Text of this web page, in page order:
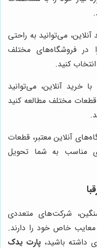
آنلاین، می‌توانید به راحتی
فروشگاه‌های مختلف
کنید.
با خرید آنلاین، می‌توانید
قطعات مختلف مطالعه کنید
آنلاین معتبر، قطعات
مناسب به شما تحویل
شرکت‌های متعددی
معایب خاص خود را دارند.
داشته باشید، پارت یدک